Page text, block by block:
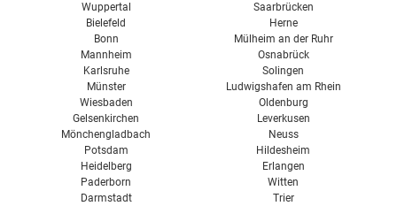
Wuppertal
Bielefeld
Bonn
Mannheim
Karlsruhe
Münster
Wiesbaden
Gelsenkirchen
Mönchengladbach
Saarbrücken
Herne
Mülheim an der Ruhr
Osnabrück
Solingen
Ludwigshafen am Rhein
Oldenburg
Leverkusen
Neuss
Potsdam
Heidelberg
Paderborn
Darmstadt
Hildesheim
Erlangen
Witten
Trier